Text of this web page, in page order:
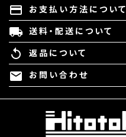
payment お支払い方法について
local_shipping 送料・配送について
replay 返品について
mail お問い合わせ